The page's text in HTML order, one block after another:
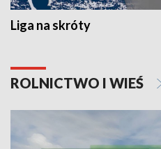
Liga na skróty
ROLNICTWO I WIEŚ